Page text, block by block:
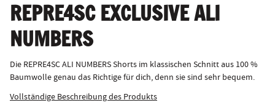
REPRE4SC EXCLUSIVE ALI
NUMBERS
Die REPRE4SC ALI NUMBERS Shorts im klassischen Schnitt aus 100 %
Baumwolle genau das Richtige für dich, denn sie sind sehr bequem.
Vollständige Beschreibung des Produkts